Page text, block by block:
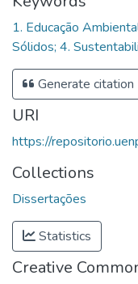
1. Educação
Sólidos; 4.
Generate citation
URI
https://
Collections
Dissertações
Statistics
Creative